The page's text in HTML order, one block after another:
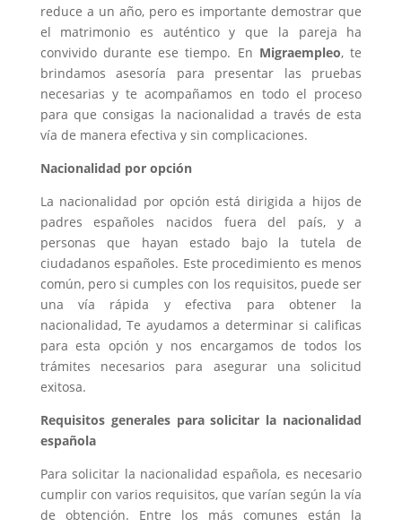
reduce a un año, pero es importante demostrar que
el matrimonio es auténtico y que la pareja ha
convivido durante ese tiempo. En Migraempleo, te
brindamos asesoría para presentar las pruebas
necesarias y te acompañamos en todo el proceso
para que consigas la nacionalidad a través de esta
vía de manera efectiva y sin complicaciones.
Nacionalidad por opción
La nacionalidad por opción está dirigida a hijos de
padres españoles nacidos fuera del país, y a
personas que hayan estado bajo la tutela de
ciudadanos españoles. Este procedimiento es menos
común, pero si cumples con los requisitos, puede ser
una vía rápida y efectiva para obtener la
nacionalidad, Te ayudamos a determinar si calificas
para esta opción y nos encargamos de todos los
trámites necesarios para asegurar una solicitud
exitosa.
Requisitos generales para solicitar la nacionalidad
española
Para solicitar la nacionalidad española, es necesario
cumplir con varios requisitos, que varían según la vía
de obtención. Entre los más comunes están la